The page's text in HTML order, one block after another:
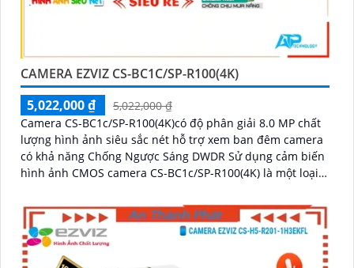
CAMERA EZVIZ CS-BC1C/SP-R100(4K)
5,022,000 ₫
5,022,000 ₫
Camera CS-BC1c/SP-R100(4K)có độ phân giải 8.0 MP chất
lượng hình ảnh siêu sắc nét hỗ trợ xem ban đêm camera
có khả năng Chống Ngược Sáng DWDR Sử dụng cảm biến
hình ảnh CMOS camera CS-BC1c/SP-R100(4K) là một loại
thông qua khe thẻ nhớ